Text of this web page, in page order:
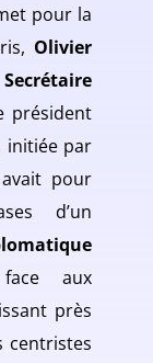
pour la
Olivier
président
initiée par
pour
d’un
aux
près
centristes